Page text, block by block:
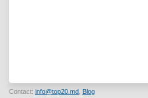
Contact: info@top20.md Blog